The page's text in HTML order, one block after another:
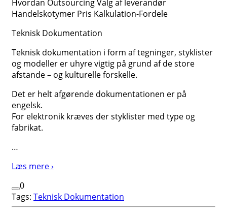
Hvordan Outsourcing Valg af leverandør
Handelskotymer Pris Kalkulation-Fordele
Teknisk Dokumentation
Teknisk dokumentation i form af tegninger, styklister
og modeller er uhyre vigtig på grund af de store
afstande – og kulturelle forskelle.
Det er helt afgørende dokumentationen er på
engelsk.
For elektronik kræves der styklister med type og
fabrikat.
…
Læs mere ›
0
Tags: Teknisk Dokumentation